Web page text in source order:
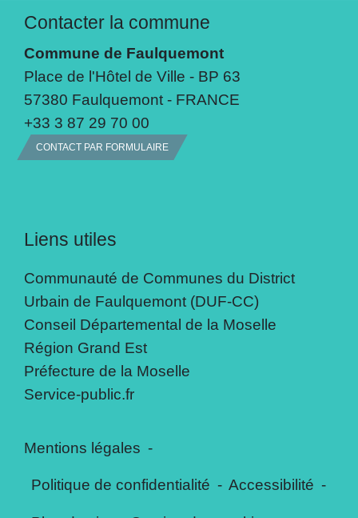
Contacter la commune
Commune de Faulquemont
Place de l'Hôtel de Ville - BP 63
57380 Faulquemont - FRANCE
+33 3 87 29 70 00
CONTACT PAR FORMULAIRE
Liens utiles
Communauté de Communes du District
Urbain de Faulquemont (DUF-CC)
Conseil Départemental de la Moselle
Région Grand Est
Préfecture de la Moselle
Service-public.fr
Mentions légales -
Politique de confidentialité - Accessibilité -